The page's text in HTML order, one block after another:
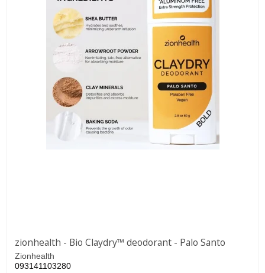
zionhealth - Bio Claydry™ deodorant - Palo Santo
Zionhealth
093141103280